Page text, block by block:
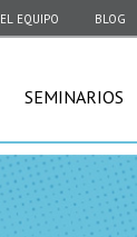
EL EQUIPO BLOG
SEMINARIOS